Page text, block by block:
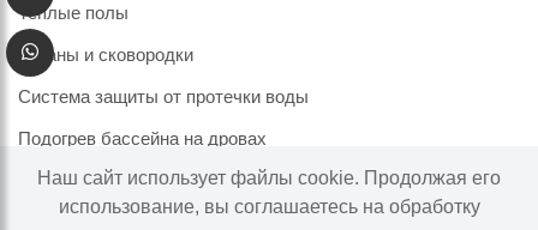
Теплые полы
Казаны и сковородки
Система защиты от протечки воды
Подогрев бассейна на дровах
Наш сайт использует файлы cookie. Продолжая его
использование, вы соглашаетесь на обработку